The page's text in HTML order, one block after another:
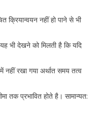
क्रियान्वयन नहीं हो पाने से भी
भी देखने को मिलती है कि यदि
नहीं रखा गया अर्थात समय तत्व
तक प्रभावित होते है। सामान्यत: